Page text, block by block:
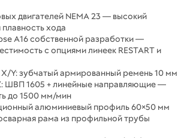
двигателей NEMA 23 — высокий
хода
A16 собственной разработки —
с опциями линеек RESTART и
Y: зубчатый армированный ремень 10 мм
ШВП 1605 + линейные направляющие —
до 1500 мм/мин
алюминиевый профиль 60×50 мм
рама из профильной трубы